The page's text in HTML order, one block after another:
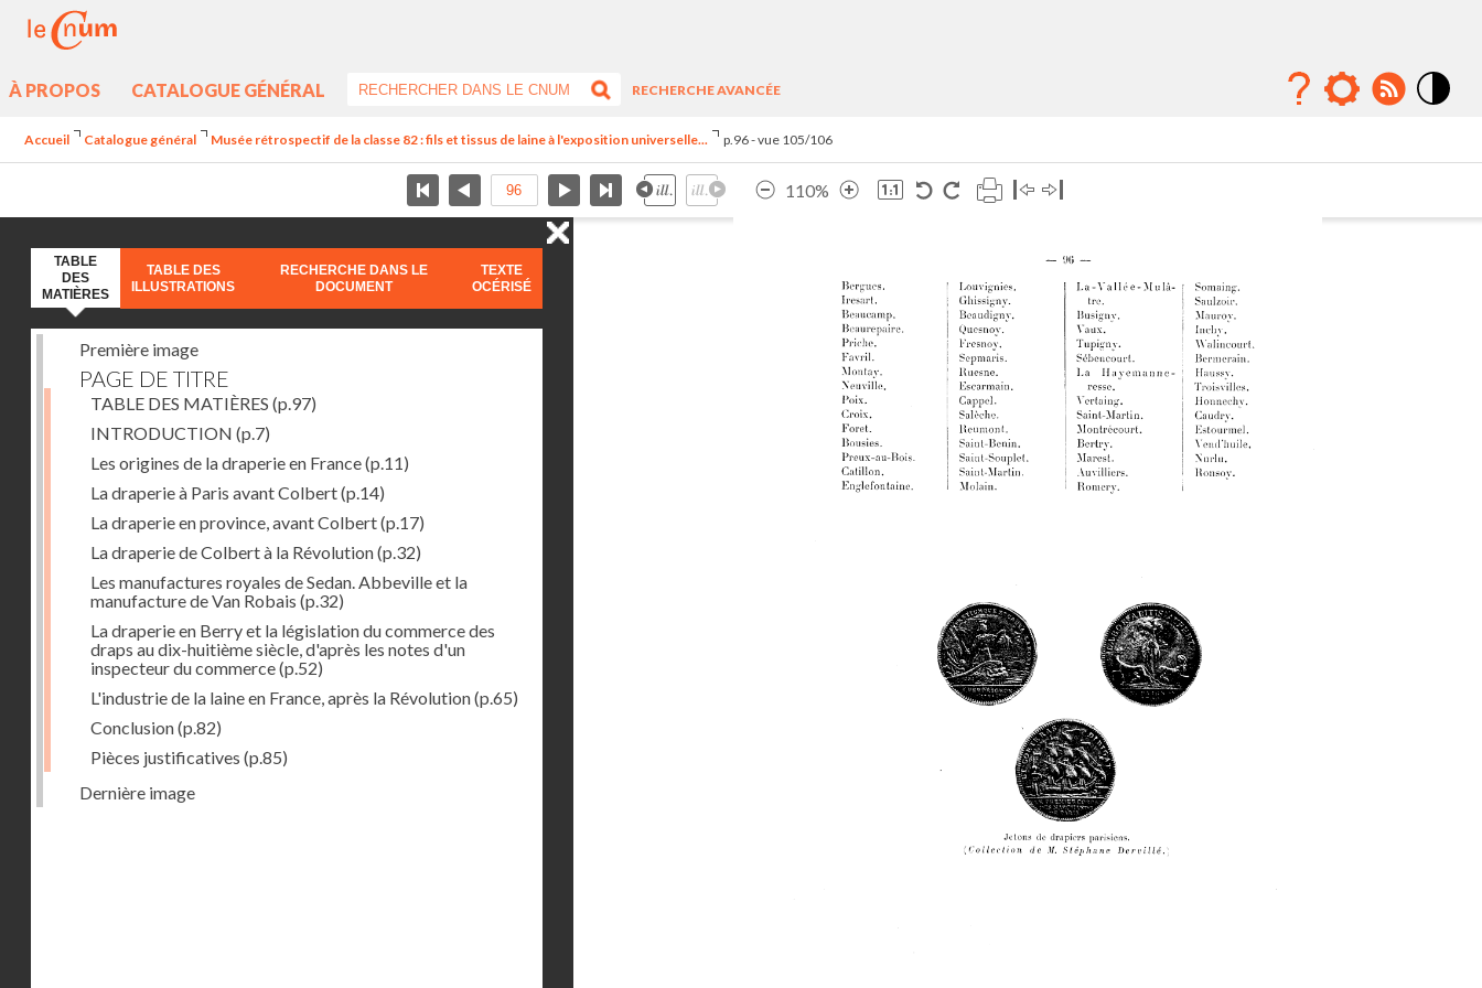
À PROPOS CATALOGUE GÉNÉRAL
RECHERCHE AVANCÉE
Accueil Catalogue général Musée rétrospectif de la classe 82 : fils et tissus de laine à l'exposition universelle... p.96 - vue 105/106
110%
TABLE
DES
MATIÈRES
TABLE DES
ILLUSTRATIONS
RECHERCHE DANS LE
DOCUMENT
TEXTE
OCÉRISÉ
Première image
PAGE DE TITRE
TABLE DES MATIÈRES (p.97)
INTRODUCTION (p.7)
Les origines de la draperie en France(p.11)
La draperie à Paris avant Colbert(p.14)
La draperie en province, avant Colbert(p.17)
La draperie de Colbert à la Révolution(p.32)
Les manufactures royales de Sedan. Abbeville et la
manufacture de Van Robais (p.32)
La draperie en Berry et la législation du commerce des
draps au dix-huitième siècle, d'après les notes d'un
inspecteur du commerce(p.52)
L'industrie de la laine en France, après la Révolution(p.65)
Conclusion(p.82)
Pièces justificatives (p.85)
Dernière image